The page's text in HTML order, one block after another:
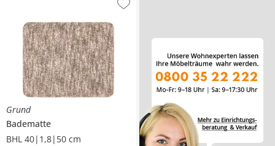
Grund
Badematte
BHL 40|1,8|50 cm